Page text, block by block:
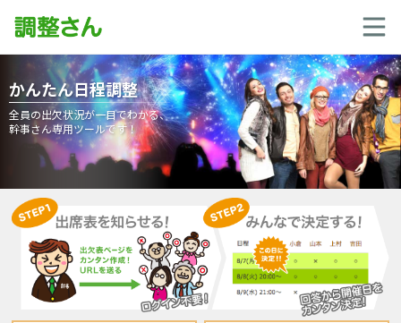
かんたん日程調整
全員の出欠状況が一目でわかる、
幹事さん専用ツールです！